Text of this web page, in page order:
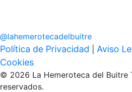
@lahemerotecadelbuitre
Política de Privacidad Aviso
Cookies
© 2026 La Hemeroteca del Buitre
reservados.